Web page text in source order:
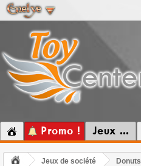
Promo ! Jeux ...
Jeux de société Donuts